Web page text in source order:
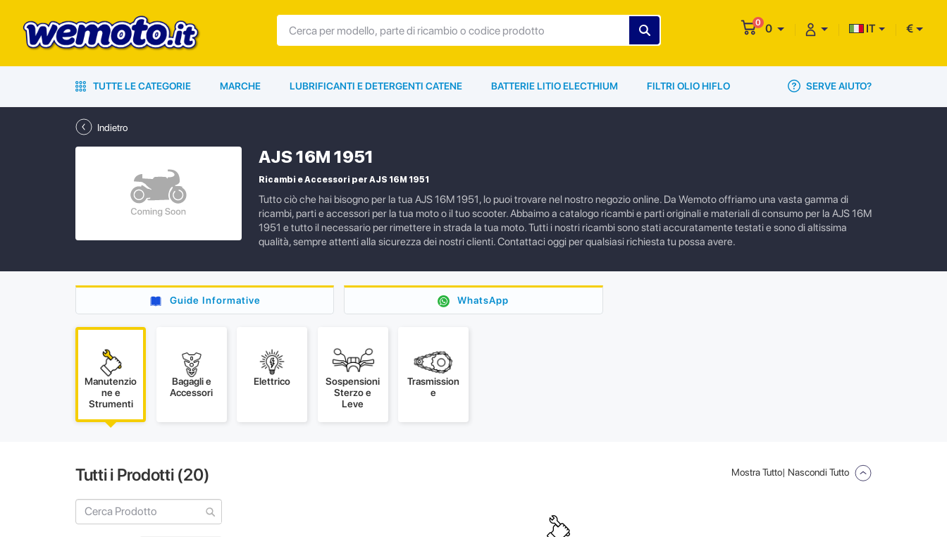
0 0 IT €
TUTTE LE CATEGORIE MARCHE LUBRIFICANTI E DETERGENTI CATENE BATTERIE LITIO ELECTHIUM FILTRI OLIO HIFLO SERVE AIUTO?
Indietro
AJS 16M 1951
Ricambi e Accessori per AJS 16M 1951
Tutto ciò che hai bisogno per la tua AJS 16M 1951, lo puoi trovare nel nostro negozio online. Da Wemoto offriamo una vasta gamma di
ricambi, parti e accessori per la tua moto o il tuo scooter. Abbaimo a catalogo ricambi e parti originali e materiali di consumo per la AJS 16M
1951 e tutto il necessario per rimettere in strada la tua moto. Tutti i nostri ricambi sono stati accuratamente testati e sono di altissima
qualità, sempre attenti alla sicurezza dei nostri clienti. Contattaci oggi per qualsiasi richiesta tu possa avere.
Guide Informative WhatsApp
Manutenzio
ne e
Strumenti
Bagagli e
Accessori
Elettrico
Sospensioni
Sterzo e
Leve
Trasmission
e
Tutti i Prodotti (20) Mostra Tutto| Nascondi Tutto